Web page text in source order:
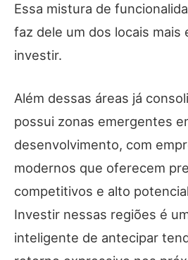
Essa mistura de
faz dele um dos locais mais
investir.
Além dessas áreas já
possui zonas emergentes
desenvolvimento, com
modernos que oferecem
competitivos e alto
Investir nessas regiões é
inteligente de antecipar